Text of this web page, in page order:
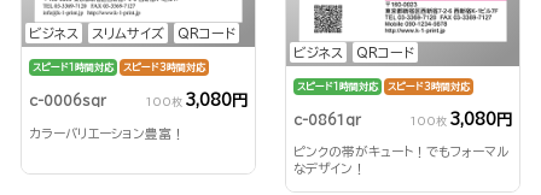
ビジネス スリムサイズ QRコード
スピード1時間対応 スピード3時間対応
c-0006sqr 100枚 3,080円
カラーバリエーション豊富！
ビジネス QRコード
スピード1時間対応 スピード3時間対応
c-0861qr 100枚 3,080円
ピンクの帯がキュート！でもフォーマル
なデザイン！